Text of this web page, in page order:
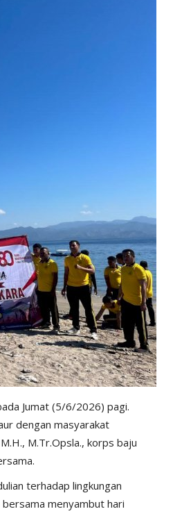
Jumat (5/6/2026) pagi.
dengan masyarakat
M.Tr.Opsla., korps baju
terhadap lingkungan
menyambut hari